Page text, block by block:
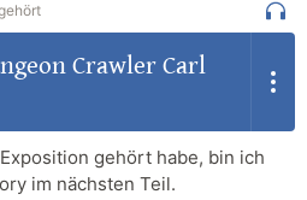
Crawler Carl
gehört habe, bin ich
im nächsten Teil.